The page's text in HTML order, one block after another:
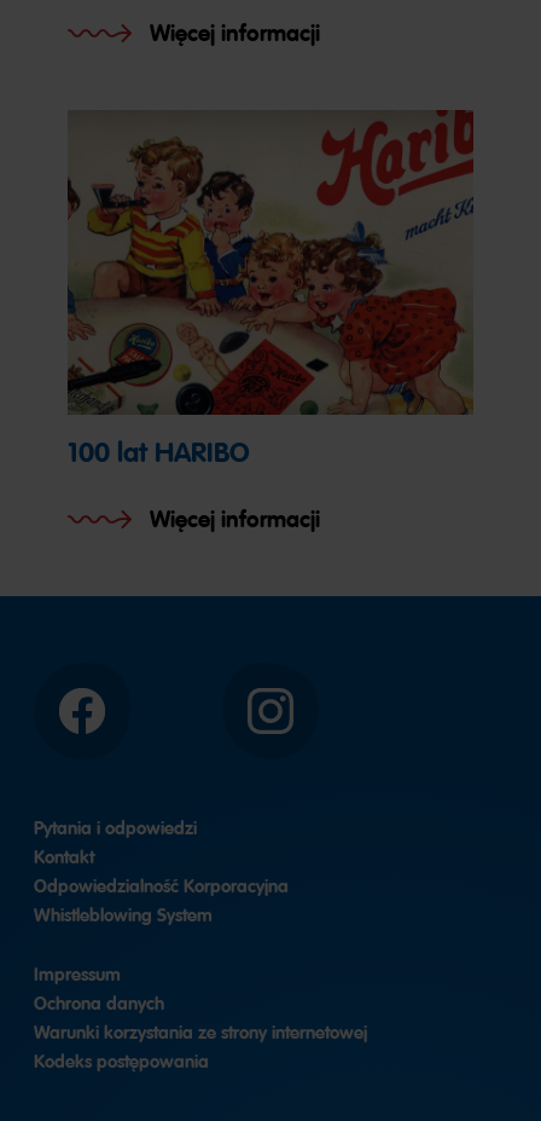
Więcej informacji
100 lat HARIBO
Więcej informacji
Facebook Instagram
Pytania i odpowiedzi
Kontakt
Odpowiedzialność Korporacyjna
Whistleblowing System
Impressum
Ochrona danych
Warunki korzystania ze strony internetowej
Kodeks postępowania